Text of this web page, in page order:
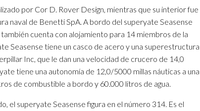
por Cor D. Rover Design, mientras que su interior fue
naval de Benetti SpA. A bordo del superyate Seasense
cuenta con alojamiento para 14 miembros de la
Seasense tiene un casco de acero y una superestructura
Inc, que le dan una velocidad de crucero de 14,0
tiene una autonomía de 12,0/5000 millas náuticas a una
de combustible a bordo y 60.000 litros de agua.
el superyate Seasense figura en el número 314. Es el